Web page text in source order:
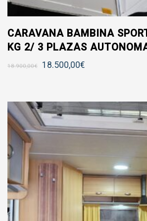
CARAVANA BAMBINA
KG 2/ 3 PLAZAS
18.900,00€ 18.500,00€